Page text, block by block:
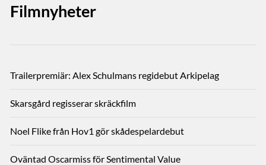
Filmnyheter
Trailerpremiär: Alex Schulmans regidebut Arkipelag
Skarsgård regisserar skräckfilm
Noel Flike från Hov1 gör skådespelardebut
Oväntad Oscarmiss för Sentimental Value